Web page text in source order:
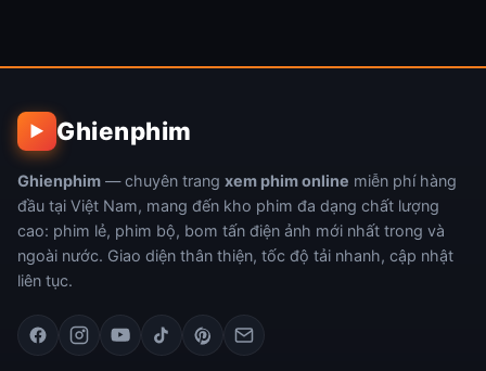
▶ Ghienphim
Ghienphim — chuyên trang xem phim online miễn phí hàng
đầu tại Việt Nam, mang đến kho phim đa dạng chất lượng
cao: phim lẻ, phim bộ, bom tấn điện ảnh mới nhất trong và
ngoài nước. Giao diện thân thiện, tốc độ tải nhanh, cập nhật
liên tục.